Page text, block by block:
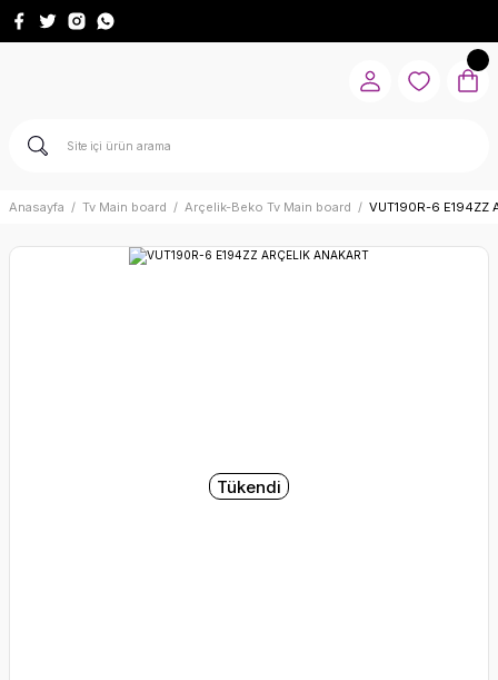
Anasayfa Tv Main board Arçelik-Beko Tv Main board VUT190R-6 E194ZZ
Tükendi